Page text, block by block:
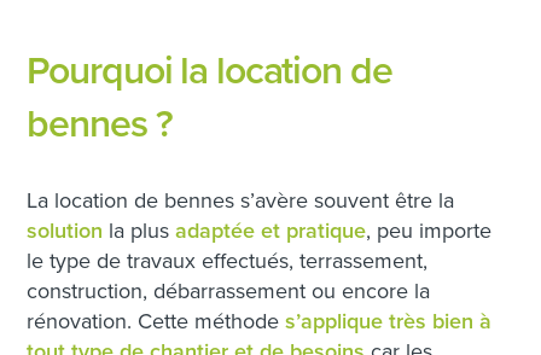
Pourquoi la location de
bennes ?
La location de bennes s’avère souvent être la
solution la plusadaptée et pratique, peu importe
le type de travaux effectués, terrassement,
construction, débarrassement ou encore la
rénovation. Cette méthodes’applique très bien à